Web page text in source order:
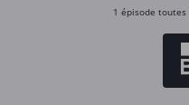
1 épisode